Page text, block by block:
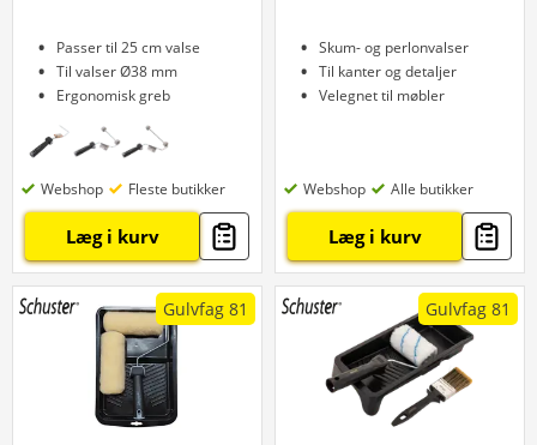
Passer til 25 cm valse
Til valser Ø38 mm
Ergonomisk greb
Webshop Fleste butikker
Læg i kurv
Skum- og perlonvalser
Til kanter og detaljer
Velegnet til møbler
Webshop Alle butikker
Læg i kurv
Gulvfag 81 Gulvfag 81